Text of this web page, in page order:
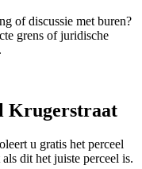
of discussie met buren?
grens of juridische
Krugerstraat
u gratis het perceel
dit het juiste perceel is.